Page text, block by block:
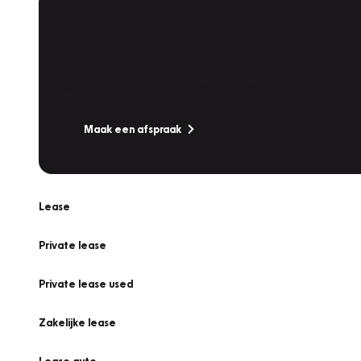
Maak een afspraak
Lease
Private lease
Private lease used
Zakelijke lease